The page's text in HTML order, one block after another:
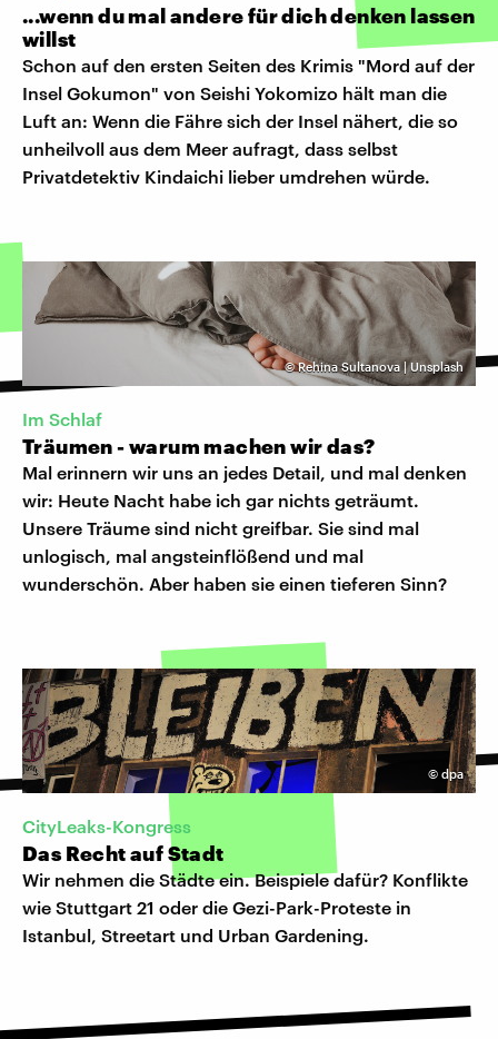
...wenn du mal andere für dich denken lassen
willst
Schon auf den ersten Seiten des Krimis "Mord auf der
Insel Gokumon" von Seishi Yokomizo hält man die
Luft an: Wenn die Fähre sich der Insel nähert, die so
unheilvoll aus dem Meer aufragt, dass selbst
Privatdetektiv Kindaichi lieber umdrehen würde.
©Rehina Sultanova | Unsplash
Im Schlaf
Träumen - warum machen wir das?
Mal erinnern wir uns an jedes Detail, und mal denken
wir: Heute Nacht habe ich gar nichts geträumt.
Unsere Träume sind nicht greifbar. Sie sind mal
unlogisch, mal angsteinflößend und mal
wunderschön. Aber haben sie einen tieferen Sinn?
© dpa
CityLeaks-Kongress
Das Recht auf Stadt
Wir nehmen die Städte ein. Beispiele dafür? Konflikte
wie Stuttgart 21 oder die Gezi-Park-Proteste in
Istanbul, Streetart und Urban Gardening.